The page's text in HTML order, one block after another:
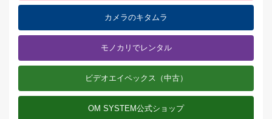
カメラのキタムラ
モノカリでレンタル
ビデオエイペックス（中古）
OM SYSTEM公式ショップ